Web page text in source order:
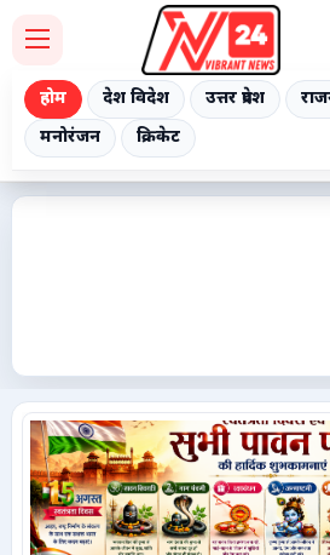
होम देश विदेश उत्तर प्रदेश
मनोरंजन
क्रिकेट
ट्रेंडिंग
मनोरंजन
क्रिकेट